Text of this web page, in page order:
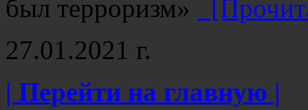
был терроризм»
27.01.2021 г.
| Перейти на главную |